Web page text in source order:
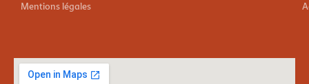
Mentions légales